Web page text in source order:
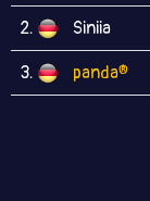
2. Siniia
3. panda®